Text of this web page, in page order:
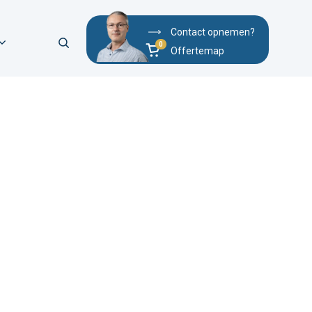
Contact opnemen?
Offertemap